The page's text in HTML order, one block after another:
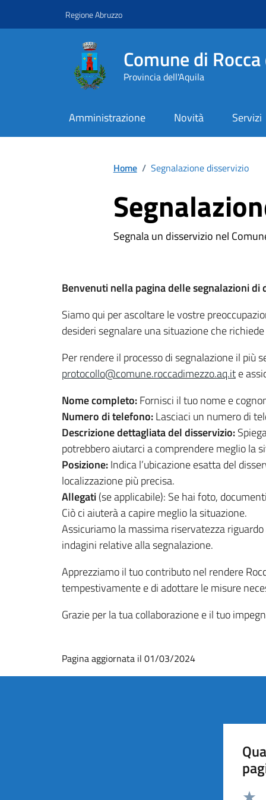
Regione Abruzzo
Comune di
Provincia dell'Aquila
Amministrazione Novità Servizi
Home / Segnalazione disservizio
Segnala un disservizio nel
Benvenuti nella pagina delle segnalazioni di
Siamo qui per ascoltare le vostre
desideri segnalare una situazione che
Per rendere il processo di segnalazione il più
protocollo@comune.roccadimezzo.aq.ite
Nome completo:Fornisci il tuo nome e
Numero di telefono:Lasciaci un numero di
Descrizione dettagliata del disservizio:
potrebbero aiutarci a comprendere meglio la
Posizione:Indica l’ubicazione esatta del
localizzazione più precisa.
Allegati(se applicabile): Se hai foto,
Ciò ci aiuterà a capire meglio la situazione.
Assicuriamo la massima riservatezza
indagini relative alla segnalazione.
Apprezziamo il tuo contributo nel rendere
tempestivamente e di adottare le misure
Grazie per la tua collaborazione e il tuo
Pagina aggiornata il 01/03/2024